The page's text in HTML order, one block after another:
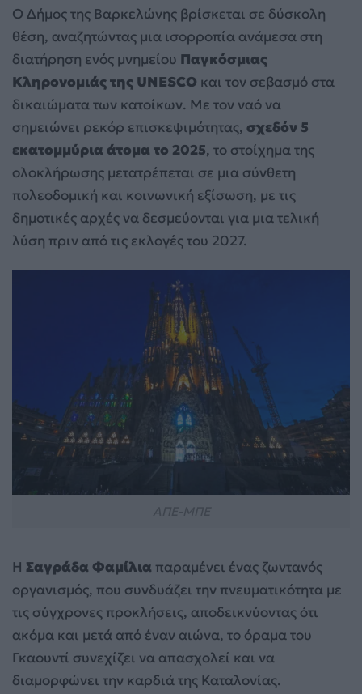
Ο Δήμος της Βαρκελώνης βρίσκεται σε δύσκολη
θέση, αναζητώντας μια ισορροπία ανάμεσα στη
διατήρηση ενός μνημείου Παγκόσμιας
Κληρονομιάς της UNESCO και τον σεβασμό στα
δικαιώματα των κατοίκων. Με τον ναό να
σημειώνει ρεκόρ επισκεψιμότητας, σχεδόν 5
εκατομμύρια άτομα το 2025, το στοίχημα της
ολοκλήρωσης μετατρέπεται σε μια σύνθετη
πολεοδομική και κοινωνική εξίσωση, με τις
δημοτικές αρχές να δεσμεύονται για μια τελική
λύση πριν από τις εκλογές του 2027.
Η Σαγράδα Φαμίλια παραμένει ένας ζωντανός
οργανισμός, που συνδυάζει την πνευματικότητα με
τις σύγχρονες προκλήσεις, αποδεικνύοντας ότι
ακόμα και μετά από έναν αιώνα, το όραμα του
Γκαουντί συνεχίζει να απασχολεί και να
διαμορφώνει την καρδιά της Καταλονίας.